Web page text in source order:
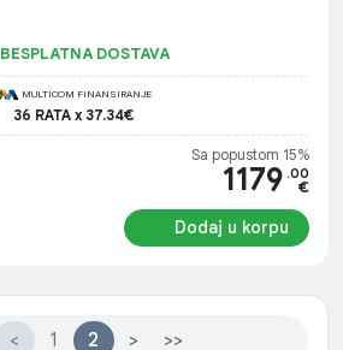
BESPLATNA DOSTAVA
MULTICOM FINANSIRANJE
36 RATA x 37.34€
Sa popustom 15%
1179 .00
€
Dodaj u korpu
< 1 2 > >>